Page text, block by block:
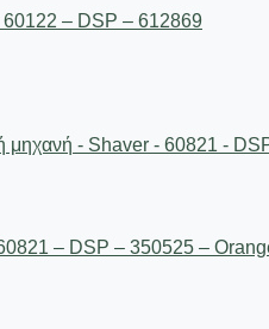
60122 – DSP – 612869
– DSP – 350525 –